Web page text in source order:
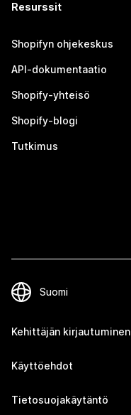
Resurssit
Shopifyn ohjekeskus
API-dokumentaatio
Shopify-yhteisö
Shopify-blogi
Tutkimus
Kehittäjän kirjautuminen
Käyttöehdot
Tietosuojakäytäntö